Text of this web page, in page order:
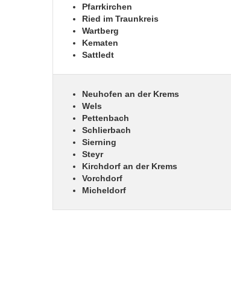
Pfarrkirchen
Ried im Traunkreis
Wartberg
Kematen
Sattledt
Neuhofen an der Krems
Wels
Pettenbach
Schlierbach
Sierning
Steyr
Kirchdorf an der Krems
Vorchdorf
Micheldorf